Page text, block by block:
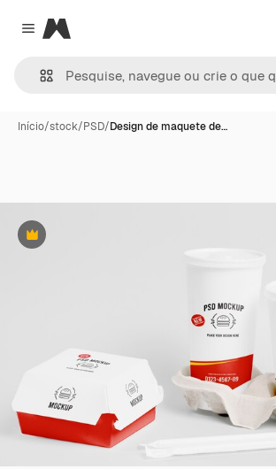
Close menu
Magnific
Início/stock/PSD/Design de maquete de…
Premium